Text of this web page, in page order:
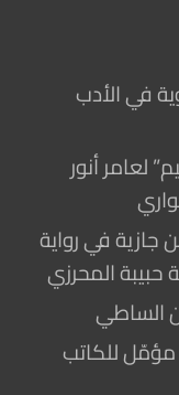
في الأدب
لعامر أنور
جازية في رواية
المحرزي
الساطي
مؤمّل للكاتب